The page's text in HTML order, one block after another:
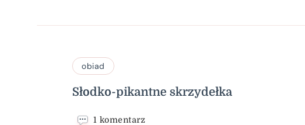
obiad
Słodko-pikantne skrzydełka
1 komentarz